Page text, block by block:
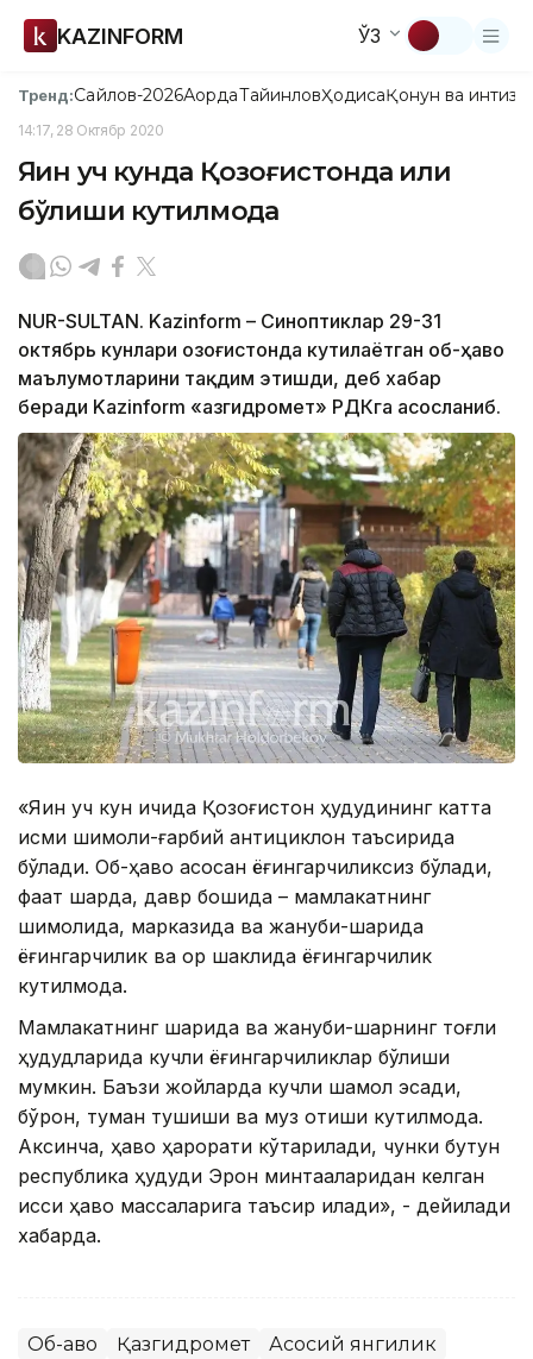
KAZINFORM ЎЗ
Тренд:Сайлов-2026АқордаТайинловҲодисаҚонун ва
14:17, 28 Октябр 2020
Яқин уч кунда Қозоғистонда илиқ
бўлиши кутилмоқда
NUR-SULTAN. Kazinform – Синоптиклар 29-31
октябрь кунлари Қозоғистонда кутилаётган об-ҳаво
маълумотларини тақдим этишди, деб хабар
беради Kazinform «Қазгидромет» РДКга асосланиб.
«Яқин уч кун ичида Қозоғистон ҳудудининг катта
қисми шимоли-ғарбий антициклон таъсирида
бўлади. Об-ҳаво асосан ёғингарчиликсиз бўлади,
фақат шарқда, давр бошида – мамлакатнинг
шимолида, марказида ва жануби-шарқида
ёғингарчилик ва қор шаклида ёғингарчилик
кутилмоқда.
Мамлакатнинг шарқида ва жануби-шарқнинг тоғли
ҳудудларида кучли ёғингарчиликлар бўлиши
мумкин. Баъзи жойларда кучли шамол эсади,
бўрон, туман тушиши ва муз қотиши кутилмоқда.
Аксинча, ҳаво ҳарорати кўтарилади, чунки бутун
республика ҳудуди Эрон минтақаларидан келган
иссиқ ҳаво массаларига таъсир қилади», - дейилади
хабарда.
Об-ҳаво Қазгидромет Асосий янгилик